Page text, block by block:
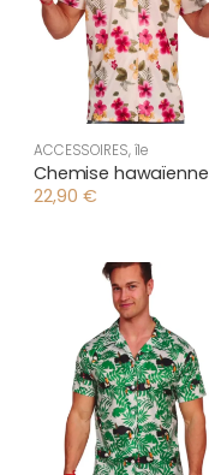
ACCESSOIRES,île
Chemise hawaïenne
22,90 €